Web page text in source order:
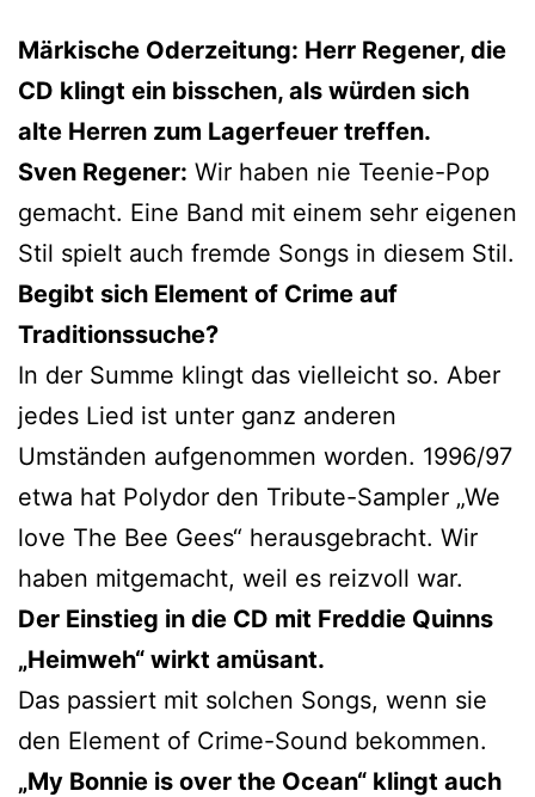
Märkische Oderzeitung: Herr Regener, die
CD klingt ein bisschen, als würden sich
alte Herren zum Lagerfeuer treffen.
Sven Regener: Wir haben nie Teenie-Pop
gemacht. Eine Band mit einem sehr eigenen
Stil spielt auch fremde Songs in diesem Stil.
Begibt sich Element of Crime auf
Traditionssuche?
In der Summe klingt das vielleicht so. Aber
jedes Lied ist unter ganz anderen
Umständen aufgenommen worden. 1996/97
etwa hat Polydor den Tribute-Sampler „We
love The Bee Gees“ herausgebracht. Wir
haben mitgemacht, weil es reizvoll war.
Der Einstieg in die CD mit Freddie Quinns
„Heimweh“ wirkt amüsant.
Das passiert mit solchen Songs, wenn sie
den Element of Crime-Sound bekommen.
„My Bonnie is over the Ocean“ klingt auch